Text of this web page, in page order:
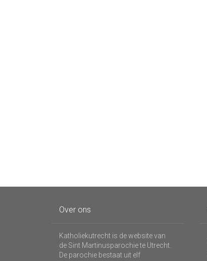
Over ons
Katholiekutrecht is de website van
de Sint Martinusparochie te Utrecht.
De parochie bestaat uit elf